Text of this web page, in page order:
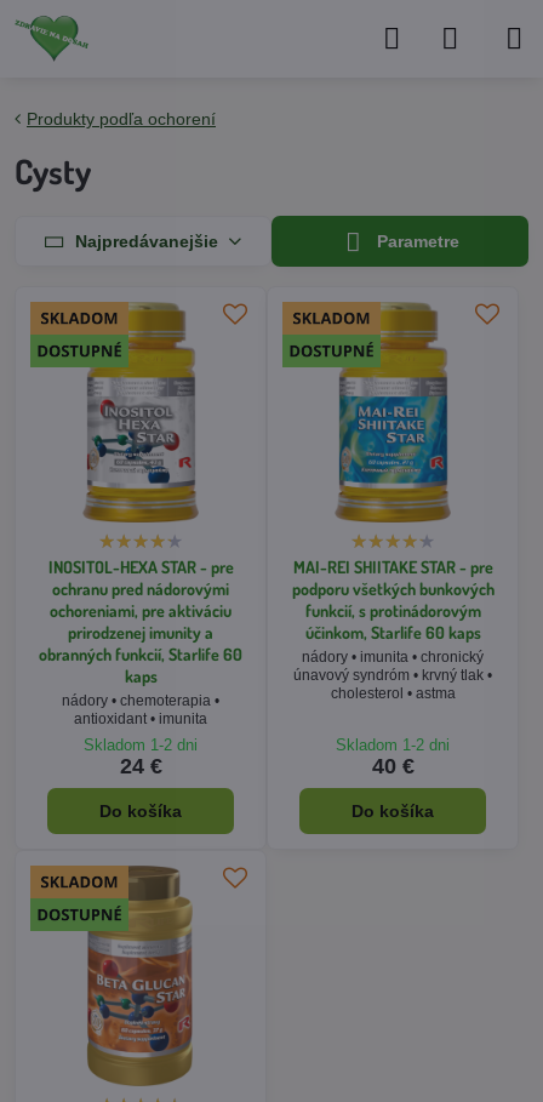
Produkty podľa ochorení
Cysty
Najpredávanejšie Parametre
INOSITOL-HEXA STAR - pre
ochranu pred nádorovými
ochoreniami, pre aktiváciu
prirodzenej imunity a
obranných funkcií, Starlife 60
kaps
nádory • chemoterapia •
antioxidant • imunita
Skladom 1-2 dni
24 €
Do košíka
MAI-REI SHIITAKE STAR - pre
podporu všetkých bunkových
funkcií, s protinádorovým
účinkom, Starlife 60 kaps
nádory • imunita • chronický
únavový syndróm • krvný tlak •
cholesterol • astma
Skladom 1-2 dni
40 €
Do košíka